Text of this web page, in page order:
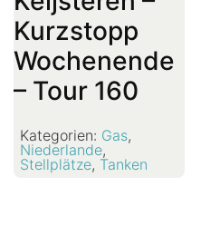
Kurzstopp
Wochenende
– Tour 160
Kategorien: Gas,
Niederlande,
Stellplätze, Tanken